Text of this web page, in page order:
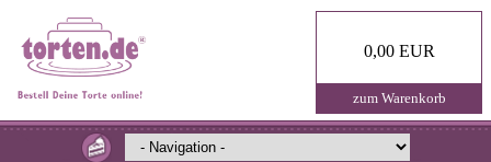
0,00 EUR
zum Warenkorb